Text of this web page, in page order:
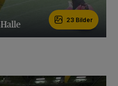
23 Bilder